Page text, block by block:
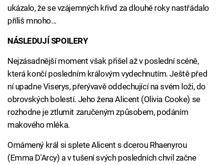
ukázalo, že se vzájemných křivd za dlouhé roky nastřádalo
příliš mnoho...
NÁSLEDUJÍ SPOILERY
Nejzásadnější moment však přišel až v poslední scéně,
která končí posledním královým vydechnutím. Ještě před
ní upadne Viserys, přerývavě oddechující na svém loži, do
obrovských bolestí. Jeho žena Alicent (Olivia Cooke) se
rozhodne je ztlumit zaručeným způsobem, podáním
makového mléka.
Omámený král si splete Alicent s dcerou Rhaenyrou
(Emma D'Arcy) a v tušení svých posledních chvil začne